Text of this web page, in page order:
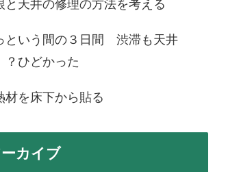
と天井の修理の方法を考える
という間の３日間 渋滞も天井
？ひどかった
材を床下から貼る
カイブ